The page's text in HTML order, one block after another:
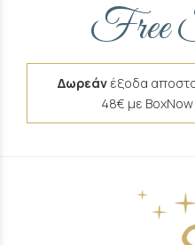
Free
Δωρεάν έξοδα
48€ με